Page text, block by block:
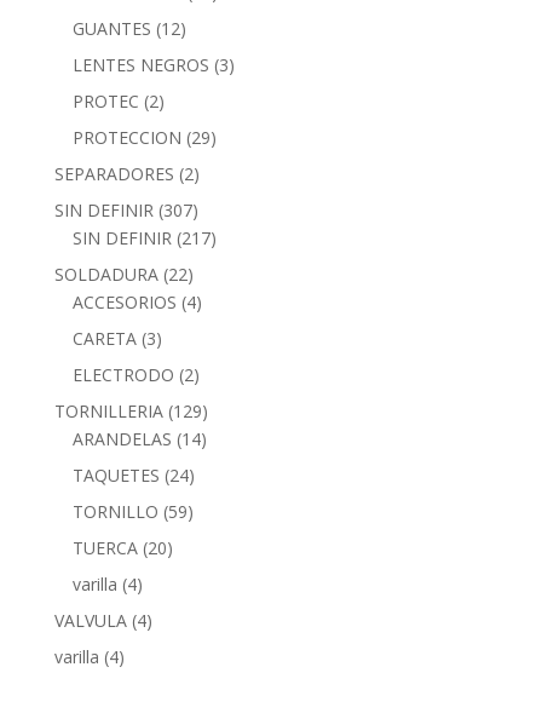
GUANTES (12)
LENTES NEGROS (3)
PROTEC (2)
PROTECCION (29)
SEPARADORES (2)
SIN DEFINIR (307)
SIN DEFINIR (217)
SOLDADURA (22)
ACCESORIOS (4)
CARETA (3)
ELECTRODO (2)
TORNILLERIA (129)
ARANDELAS (14)
TAQUETES (24)
TORNILLO (59)
TUERCA (20)
varilla (4)
VALVULA (4)
varilla (4)